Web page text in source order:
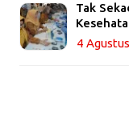
Tak
4